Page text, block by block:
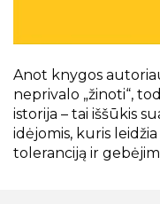
Anot knygos
neprivalo „žinoti“,
istorija – tai iššūkis
idėjomis, kuris
toleranciją ir